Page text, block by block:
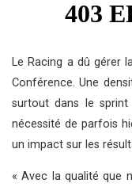
Le Racing a dû gérer
Conférence. Une
surtout dans le sprint
nécessité de parfois
un impact sur les
« Avec la qualité que